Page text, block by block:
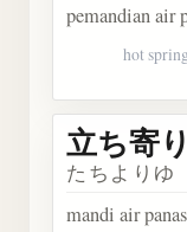
pemandian air
hot
立ち寄
たちよりゆ
mandi air